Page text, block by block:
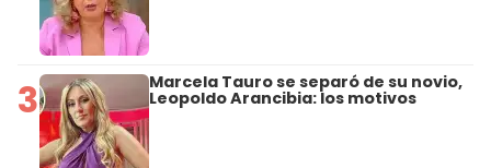
3 Marcela Tauro se separó de su novio,
Leopoldo Arancibia: los motivos